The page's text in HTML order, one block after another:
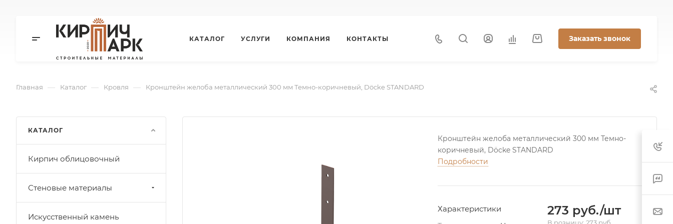
КАТАЛОГ УСЛУГИ КОМПАНИЯ КОНТАКТЫ Заказать звонок
Главная — Каталог — Кровля — Кронштейн желоба металлический 300 мм Темно-коричневый, Döcke STANDARD
Кронштейн желоба металлический 300 мм Темно-
коричневый, Döcke STANDARD
Подробности
Характеристики 273 руб./шт
КАТАЛОГ
Кирпич облицовочный
Стеновые материалы
Искусственный камень